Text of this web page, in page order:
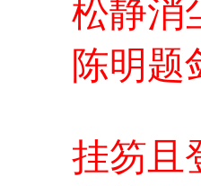
松静消
陈明题
挂笏且